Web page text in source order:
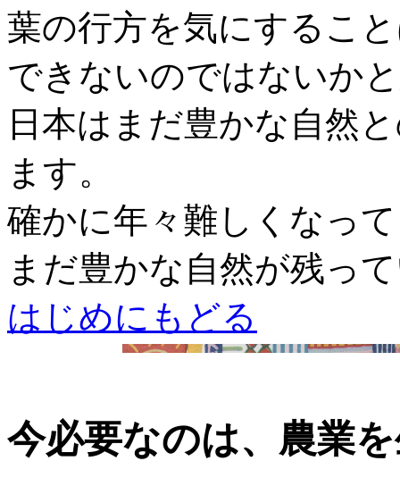
葉の行方を気にするこ
できないのではないか
日本はまだ豊かな自然
ます。
確かに年々難しくなっ
まだ豊かな自然が残っ
はじめにもどる
今必要なのは、農業